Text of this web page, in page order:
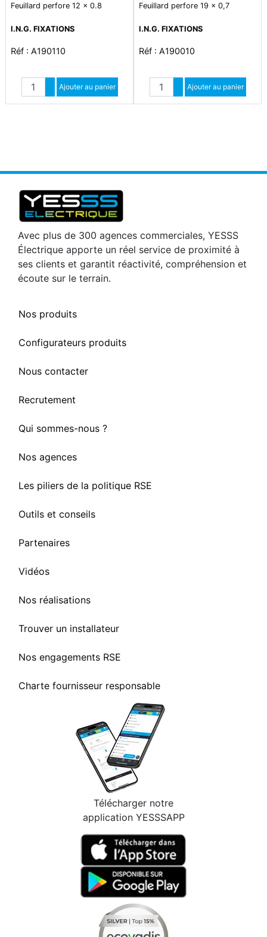
Feuillard perfore 12 x 0.8
I.N.G. FIXATIONS
Réf : A190110
Quantité
Augmenter quantité
Diminuer quantité
Ajouter au panier
Feuillard perfore 19 x 0,7
I.N.G. FIXATIONS
Réf : A190010
Quantité
Augmenter quantité
Diminuer quantité
Ajouter au panier
Avec plus de 300 agences commerciales, YESSS
Électrique apporte un réel service de proximité à
ses clients et garantit réactivité, compréhension et
écoute sur le terrain.
Nos produits
Configurateurs produits
Nous contacter
Recrutement
Qui sommes-nous ?
Nos agences
Les piliers de la politique RSE
Outils et conseils
Partenaires
Vidéos
Nos réalisations
Trouver un installateur
Nos engagements RSE
Charte fournisseur responsable
Télécharger notre
application YESSSAPP